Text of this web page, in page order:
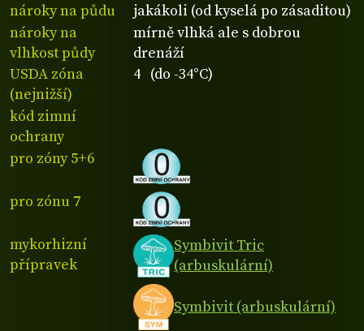
nároky na půdu
jakákoli (od kyselá po zásaditou)
nároky na
vlhkost půdy
mírně vlhká ale s dobrou
drenáží
USDA zóna
(nejnižší)
4 (do -34°C)
kód zimní
ochrany
pro zóny 5+6
pro zónu 7
mykorhizní
přípravek
Symbivit Tric
(arbuskulární)
Symbivit (arbuskulární)